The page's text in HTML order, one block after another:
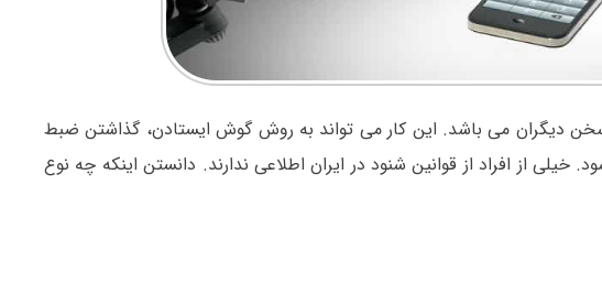
دیگران می ‌باشد. این کار می تواند به روش گوش ایستادن، گذاشتن ضبط
خیلی از افراد از قوانین شنود در ایران اطلاعی ندارند. دانستن اینکه چه نوع